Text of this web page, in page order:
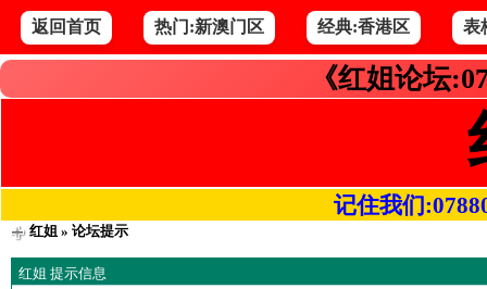
返回首页 热门:新澳门区 经典:香港区 表
《红姐论坛
记住我们
红姐» 论坛提示
红姐 提示信息